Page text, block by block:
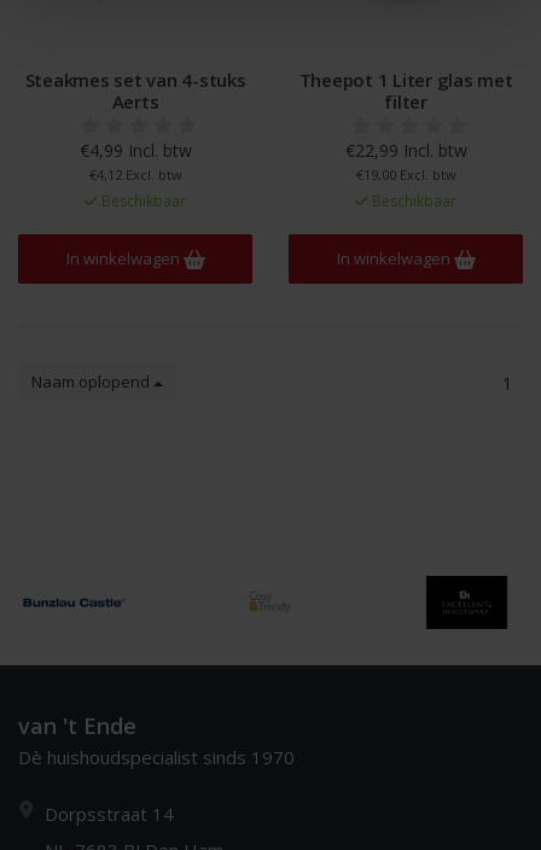
Steakmes set van 4-stuks
Aerts
€4,99 Incl. btw
€4,12 Excl. btw
Beschikbaar
In winkelwagen
Theepot 1 Liter glas met
filter
€22,99 Incl. btw
€19,00 Excl. btw
Beschikbaar
In winkelwagen
Naam oplopend 1
van 't Ende
Dè huishoudspecialist sinds 1970
Dorpsstraat 14